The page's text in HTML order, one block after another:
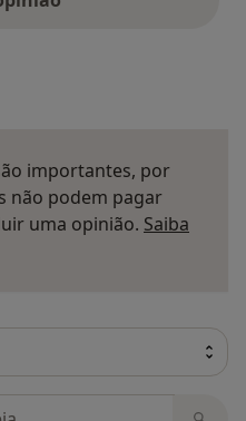
importantes, por
não podem pagar
uma opinião. Saiba